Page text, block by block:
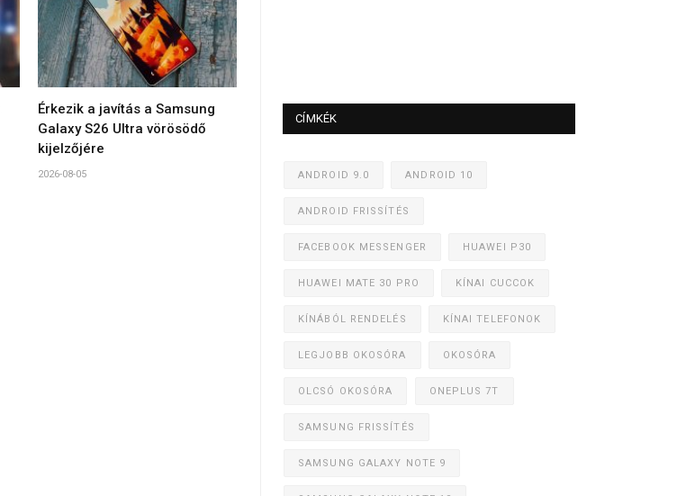
Érkezik a javítás a Samsung
Galaxy S26 Ultra vörösödő
kijelzőjére
2026-08-05
CÍMKÉK
ANDROID 9.0 ANDROID 10
ANDROID FRISSÍTÉS
FACEBOOK MESSENGER HUAWEI P30
HUAWEI MATE 30 PRO KÍNAI CUCCOK
KÍNÁBÓL RENDELÉS KÍNAI TELEFONOK
LEGJOBB OKOSÓRA OKOSÓRA
OLCSÓ OKOSÓRA ONEPLUS 7T
SAMSUNG FRISSÍTÉS
SAMSUNG GALAXY NOTE 9